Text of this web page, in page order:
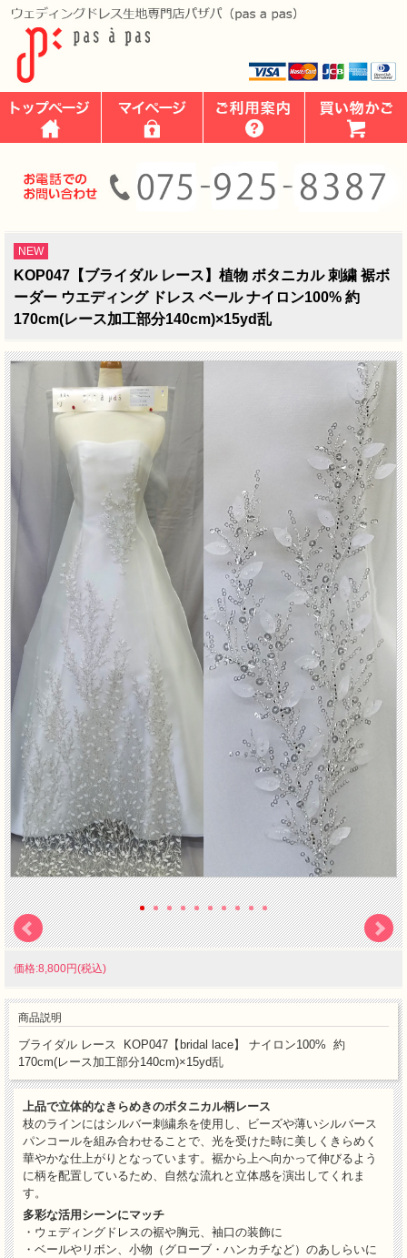
NEW
KOP047【ブライダル レース】植物 ボタニカル 刺繍 裾ボ
ーダー ウエディング ドレス ベール ナイロン100% 約
170cm(レース加工部分140cm)×15yd乱
価格:8,800円(税込)
商品説明
ブライダル レース KOP047【bridal lace】 ナイロン100% 約
170cm(レース加工部分140cm)×15yd乱
上品で立体的なきらめきのボタニカル柄レース
枝のラインにはシルバー刺繍糸を使用し、ビーズや薄いシルバース
パンコールを組み合わせることで、光を受けた時に美しくきらめく
華やかな仕上がりとなっています。裾から上へ向かって伸びるよう
に柄を配置しているため、自然な流れと立体感を演出してくれま
す。
多彩な活用シーンにマッチ
・ウェディングドレスの裾や胸元、袖口の装飾に
・ベールやリボン、小物（グローブ・ハンカチなど）のあしらいに